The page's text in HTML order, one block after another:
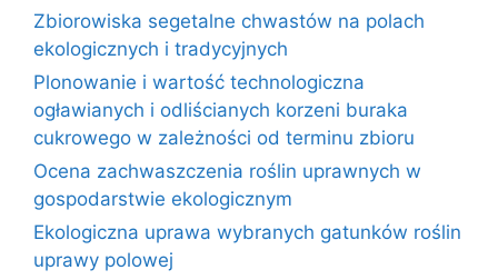
Zbiorowiska segetalne chwastów na polach
ekologicznych i tradycyjnych
Plonowanie i wartość technologiczna
ogławianych i odliścianych korzeni buraka
cukrowego w zależności od terminu zbioru
Ocena zachwaszczenia roślin uprawnych w
gospodarstwie ekologicznym
Ekologiczna uprawa wybranych gatunków roślin
uprawy polowej